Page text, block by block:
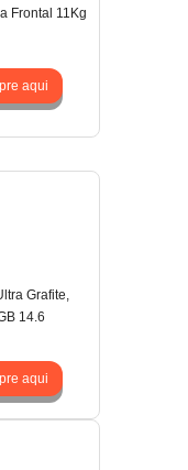
Frontal 11Kg
aqui
Grafite,
14.6
aqui